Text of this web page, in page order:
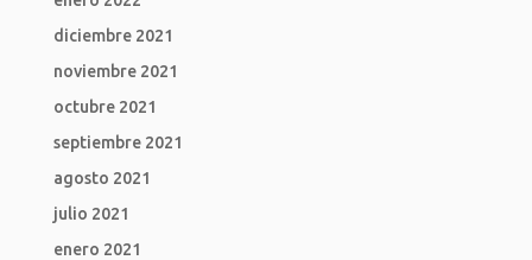
diciembre 2021
noviembre 2021
octubre 2021
septiembre 2021
agosto 2021
julio 2021
enero 2021